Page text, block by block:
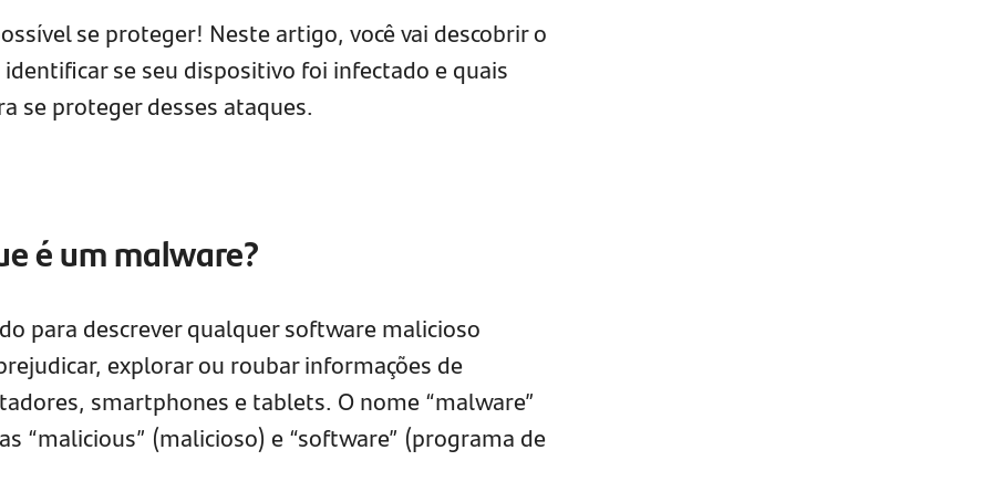
se proteger! Neste artigo, você vai descobrir o
se seu dispositivo foi infectado e quais
se proteger desses ataques.
é um malware?
para descrever qualquer software malicioso
explorar ou roubar informações de
smartphones e tablets. O nome “malware”
“malicious” (malicioso) e “software” (programa de